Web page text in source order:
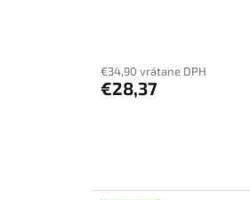
€34,90 vrátane DPH
€28,37